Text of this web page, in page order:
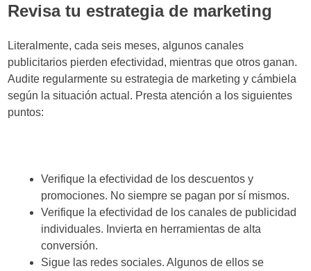
Revisa tu estrategia de marketing
Literalmente, cada seis meses, algunos canales
publicitarios pierden efectividad, mientras que otros ganan.
Audite regularmente su estrategia de marketing y cámbiela
según la situación actual. Presta atención a los siguientes
puntos:
Verifique la efectividad de los descuentos y
promociones. No siempre se pagan por sí mismos.
Verifique la efectividad de los canales de publicidad
individuales. Invierta en herramientas de alta
conversión.
Sigue las redes sociales. Algunos de ellos se